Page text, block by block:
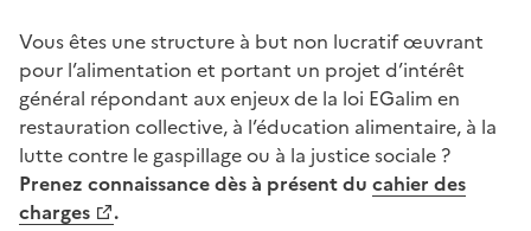
Vous êtes une structure à but non lucratif œuvrant
pour l’alimentation et portant un projet d’intérêt
général répondant aux enjeux de la loi EGalim en
restauration collective, à l’éducation alimentaire, à la
lutte contre le gaspillage ou à la justice sociale ?
Prenez connaissance dès à présent du cahier des
charges
.